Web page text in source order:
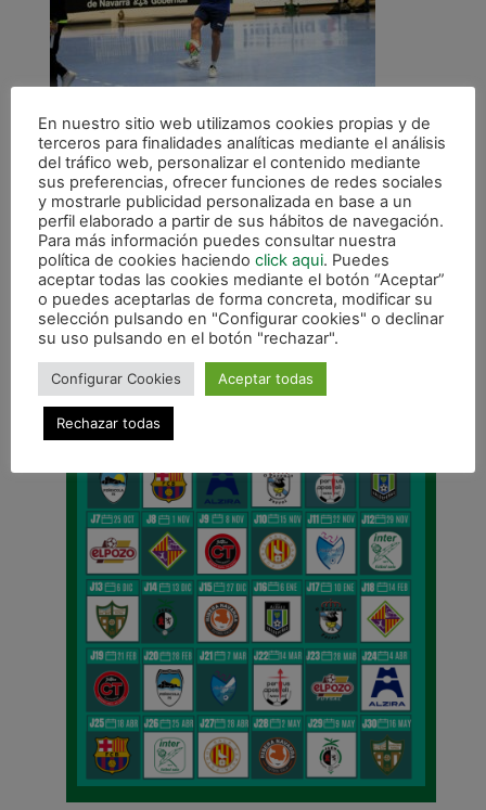
ANTERIOR
Toni Escribano: «Esperamos aprovechar la mala dinámica en la que está Córdoba»
CALENDARIO DE LIGA
En nuestro sitio web utilizamos cookies propias y de
terceros para finalidades analíticas mediante el análisis
del tráfico web, personalizar el contenido mediante
sus preferencias, ofrecer funciones de redes sociales
y mostrarle publicidad personalizada en base a un
perfil elaborado a partir de sus hábitos de navegación.
Para más información puedes consultar nuestra
política de cookies haciendo click aqui. Puedes
aceptar todas las cookies mediante el botón “Aceptar”
o puedes aceptarlas de forma concreta, modificar su
selección pulsando en "Configurar cookies" o declinar
su uso pulsando en el botón "rechazar".
Configurar Cookies Aceptar todas
Rechazar todas